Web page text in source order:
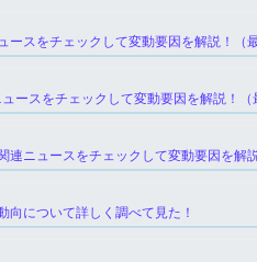
ースをチェックして変動要因を解説！（最
ースをチェックして変動要因を解説！（
連ニュースをチェックして変動要因を解
向について詳しく調べて見た！